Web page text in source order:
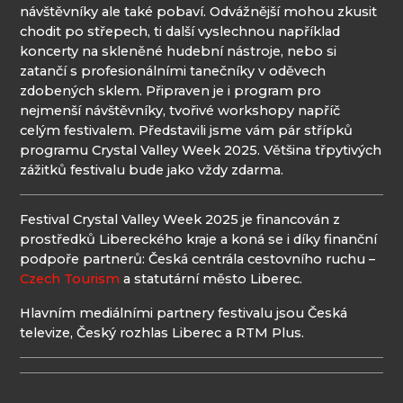
návštěvníky ale také pobaví. Odvážnější mohou zkusit
chodit po střepech, ti další vyslechnou například
koncerty na skleněné hudební nástroje, nebo si
zatančí s profesionálními tanečníky v oděvech
zdobených sklem. Připraven je i program pro
nejmenší návštěvníky, tvořivé workshopy napříč
celým festivalem. Představili jsme vám pár střípků
programu Crystal Valley Week 2025. Většina třpytivých
zážitků festivalu bude jako vždy zdarma.
Festival Crystal Valley Week 2025 je financován z
prostředků Libereckého kraje a koná se i díky finanční
podpoře partnerů: Česká centrála cestovního ruchu –
Czech Tourism a statutární město Liberec.
Hlavním mediálními partnery festivalu jsou Česká
televize, Český rozhlas Liberec a RTM Plus.